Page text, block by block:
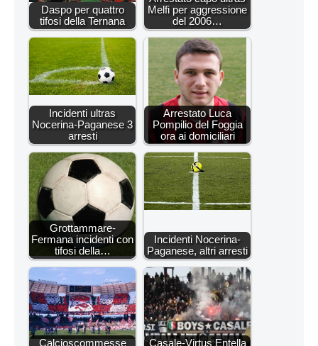
Daspo per quattro
tifosi della Ternana
Melfi per aggressione
del 2006…
Incidenti ultras
Nocerina-Paganese 3
arresti
Arrestato Luca
Pompilio del Foggia
ora ai domiciliari
Grottammare-
Fermana incidenti con
tifosi della…
Incidenti Nocerina-
Paganese, altri arresti
Calcioscommesse
Casale-Virtus Entella